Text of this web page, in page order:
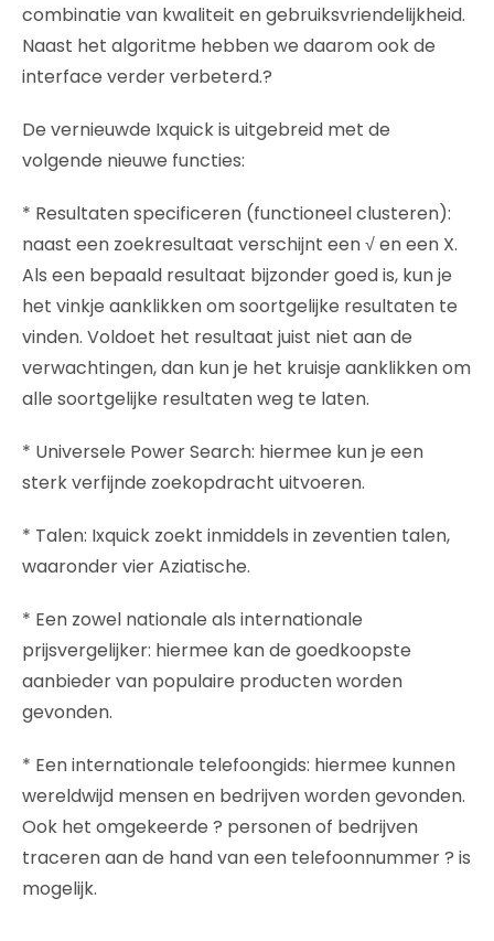
combinatie van kwaliteit en gebruiksvriendelijkheid.
Naast het algoritme hebben we daarom ook de
interface verder verbeterd.?
De vernieuwde Ixquick is uitgebreid met de
volgende nieuwe functies:
* Resultaten specificeren (functioneel clusteren):
naast een zoekresultaat verschijnt een √ en een X.
Als een bepaald resultaat bijzonder goed is, kun je
het vinkje aanklikken om soortgelijke resultaten te
vinden. Voldoet het resultaat juist niet aan de
verwachtingen, dan kun je het kruisje aanklikken om
alle soortgelijke resultaten weg te laten.
* Universele Power Search: hiermee kun je een
sterk verfijnde zoekopdracht uitvoeren.
* Talen: Ixquick zoekt inmiddels in zeventien talen,
waaronder vier Aziatische.
* Een zowel nationale als internationale
prijsvergelijker: hiermee kan de goedkoopste
aanbieder van populaire producten worden
gevonden.
* Een internationale telefoongids: hiermee kunnen
wereldwijd mensen en bedrijven worden gevonden.
Ook het omgekeerde ? personen of bedrijven
traceren aan de hand van een telefoonnummer ? is
mogelijk.